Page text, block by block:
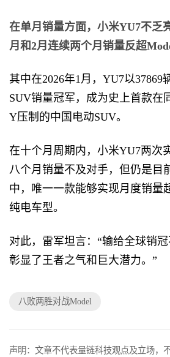
在单月销量方面，小米YU7不乏
月和2月连续两个月销量反超
其中在2026年1月，YU7以37869
SUV销量冠军，成为史上首款在
Y压制的中国电动SUV。
在十个月周期内，小米YU7两次
八个月销量不及对手，但仍是目
中，唯一一款能够实现月度销量
纯电车型。
对此，雷军坦言：“输给全球销
彰显了王者之气和巨大潜力。”
八败两胜对战Model
声明：文章不代表量链科技观点及立场，